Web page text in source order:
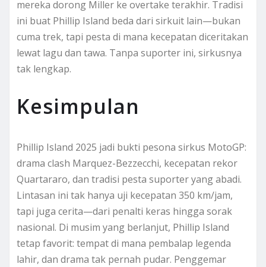
mereka dorong Miller ke overtake terakhir. Tradisi
ini buat Phillip Island beda dari sirkuit lain—bukan
cuma trek, tapi pesta di mana kecepatan diceritakan
lewat lagu dan tawa. Tanpa suporter ini, sirkusnya
tak lengkap.
Kesimpulan
Phillip Island 2025 jadi bukti pesona sirkus MotoGP:
drama clash Marquez-Bezzecchi, kecepatan rekor
Quartararo, dan tradisi pesta suporter yang abadi.
Lintasan ini tak hanya uji kecepatan 350 km/jam,
tapi juga cerita—dari penalti keras hingga sorak
nasional. Di musim yang berlanjut, Phillip Island
tetap favorit: tempat di mana pembalap legenda
lahir, dan drama tak pernah pudar. Penggemar